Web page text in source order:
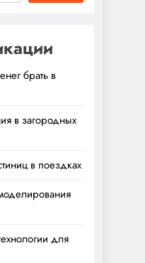
брать в
в загородных
в поездках
для